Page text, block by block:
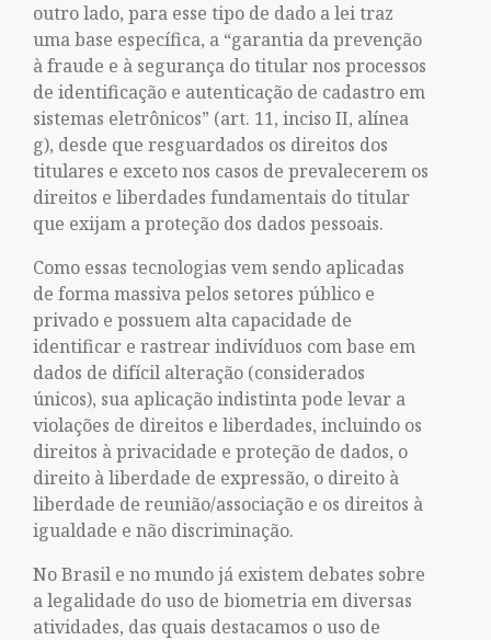
outro lado, para esse tipo de dado a lei traz
uma base específica, a “garantia da prevenção
à fraude e à segurança do titular nos processos
de identificação e autenticação de cadastro em
sistemas eletrônicos” (art. 11, inciso II, alínea
g), desde que resguardados os direitos dos
titulares e exceto nos casos de prevalecerem os
direitos e liberdades fundamentais do titular
que exijam a proteção dos dados pessoais.
Como essas tecnologias vem sendo aplicadas
de forma massiva pelos setores público e
privado e possuem alta capacidade de
identificar e rastrear indivíduos com base em
dados de difícil alteração (considerados
únicos), sua aplicação indistinta pode levar a
violações de direitos e liberdades, incluindo os
direitos à privacidade e proteção de dados, o
direito à liberdade de expressão, o direito à
liberdade de reunião/associação e os direitos à
igualdade e não discriminação.
No Brasil e no mundo já existem debates sobre
a legalidade do uso de biometria em diversas
atividades, das quais destacamos o uso de